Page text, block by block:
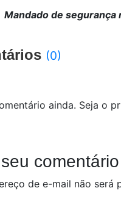
Mandado de
(0)
ainda. Seja o
comentário
de e-mail não será